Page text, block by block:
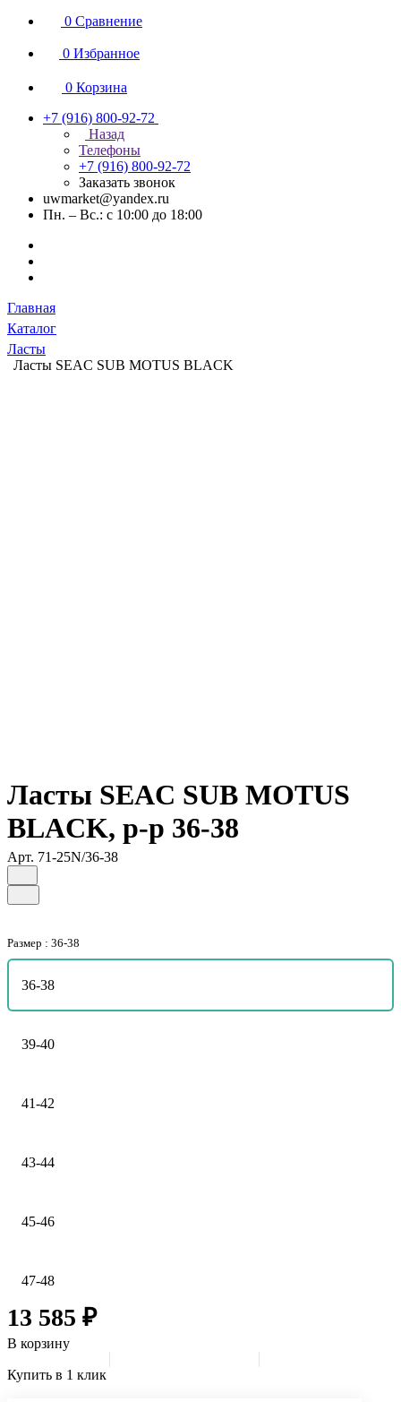
0 Сравнение
0 Избранное
0 Корзина
+7 (916) 800-92-72
Назад
Телефоны
+7 (916) 800-92-72
Заказать звонок
uwmarket@yandex.ru
Пн. – Вс.: с 10:00 до 18:00
Главная
Каталог
Ласты
Ласты SEAC SUB MOTUS BLACK
Ласты SEAC SUB MOTUS
BLACK, р-р 36-38
Арт. 71-25N/36-38
Размер : 36-38
36-38
39-40
41-42
43-44
45-46
47-48
13 585 ₽
В корзину
Купить в 1 клик